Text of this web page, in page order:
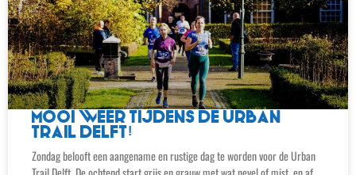
MOOI WEER TIJDENS DE URBAN
TRAIL DELFT!
Zondag belooft een aangename en rustige dag te worden voor de Urban